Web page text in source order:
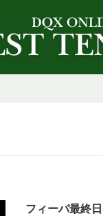
フィーバ最終